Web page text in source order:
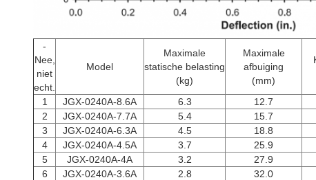
-
Nee,
niet
echt.
Model
Maximale
statische belasting
(kg)
Maximale
afbuiging
(mm)
1 JGX-0240A-8.6A 6.3 12.7
2
JGX-0240A-7.7A 5.4 15.7
3
JGX-0240A-6.3A 4.5 18.8
4
JGX-0240A-4.5A 3.7 25.9
5
JGX-0240A-4A 3.2 27.9
6
JGX-0240A-3.6A 2.8 32.0